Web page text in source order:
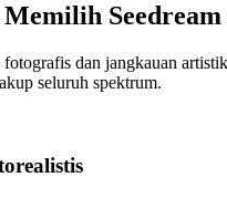
Seedream
dan jangkauan
seluruh spektrum.